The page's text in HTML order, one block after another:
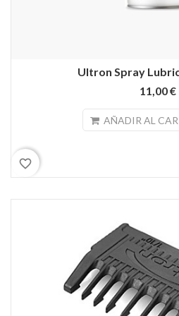
Ultron Spray
11,00 €
AÑADIR AL
favorite_border